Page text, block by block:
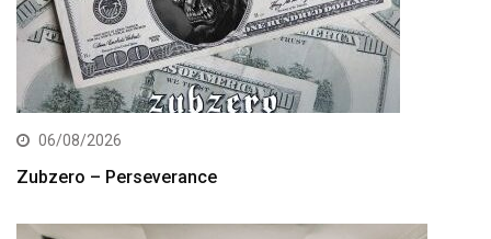
06/08/2026
Zubzero – Perseverance